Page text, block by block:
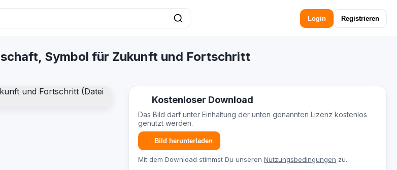
Login Registrieren
Symbol für Zukunft und Fortschritt
Kostenloser Download
Das Bild darf unter Einhaltung der unten genannten Lizenz kostenlos
genutzt werden.
Bild herunterladen
Mit dem Download stimmst Du unserenNutzungsbedingungen zu.